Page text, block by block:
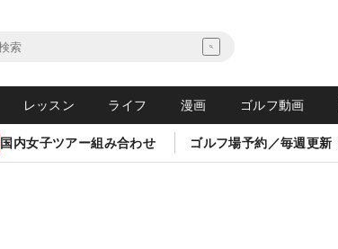
レッスン ライフ 漫画 ゴルフ動画
国内女子ツアー組み合わせ ゴルフ場予約／毎週更新